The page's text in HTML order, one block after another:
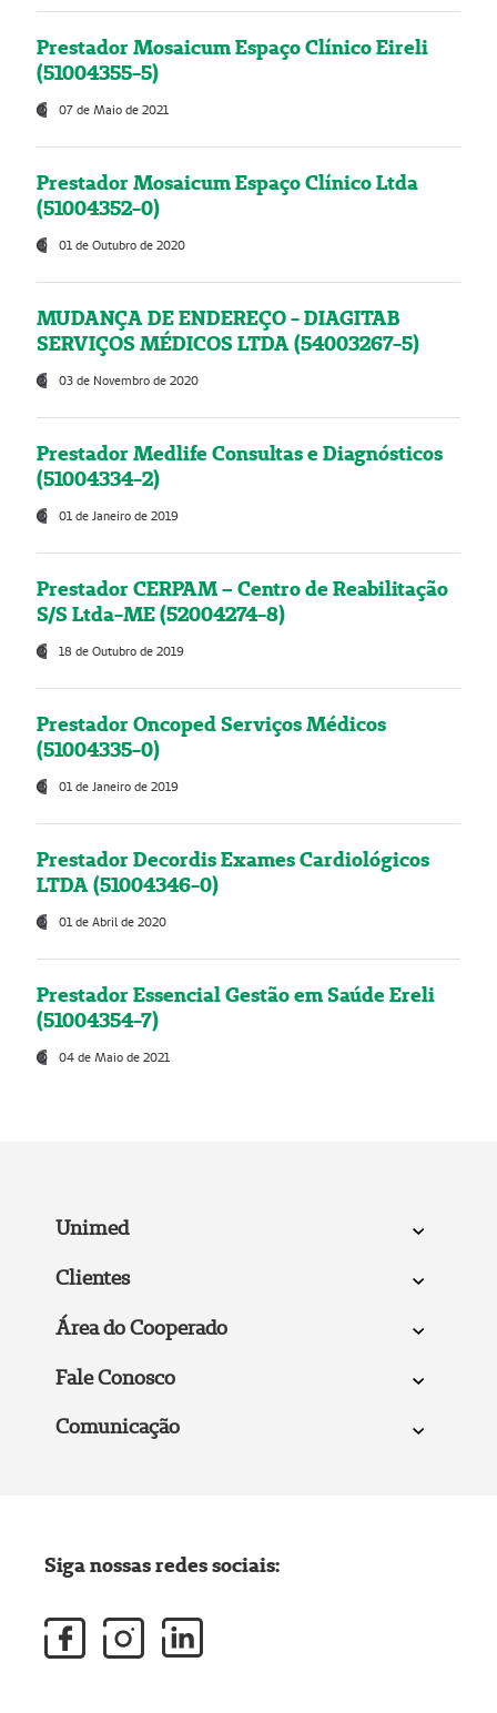
Prestador Mosaicum Espaço Clínico Eireli
(51004355-5)
07 de Maio de 2021
Prestador Mosaicum Espaço Clínico Ltda
(51004352-0)
01 de Outubro de 2020
MUDANÇA DE ENDEREÇO - DIAGITAB
SERVIÇOS MÉDICOS LTDA (54003267-5)
03 de Novembro de 2020
Prestador Medlife Consultas e Diagnósticos
(51004334-2)
01 de Janeiro de 2019
Prestador CERPAM – Centro de Reabilitação
S/S Ltda-ME (52004274-8)
18 de Outubro de 2019
Prestador Oncoped Serviços Médicos
(51004335-0)
01 de Janeiro de 2019
Prestador Decordis Exames Cardiológicos
LTDA (51004346-0)
01 de Abril de 2020
Prestador Essencial Gestão em Saúde Ereli
(51004354-7)
04 de Maio de 2021
Unimed
Clientes
Área do Cooperado
Fale Conosco
Comunicação
Siga nossas redes sociais: